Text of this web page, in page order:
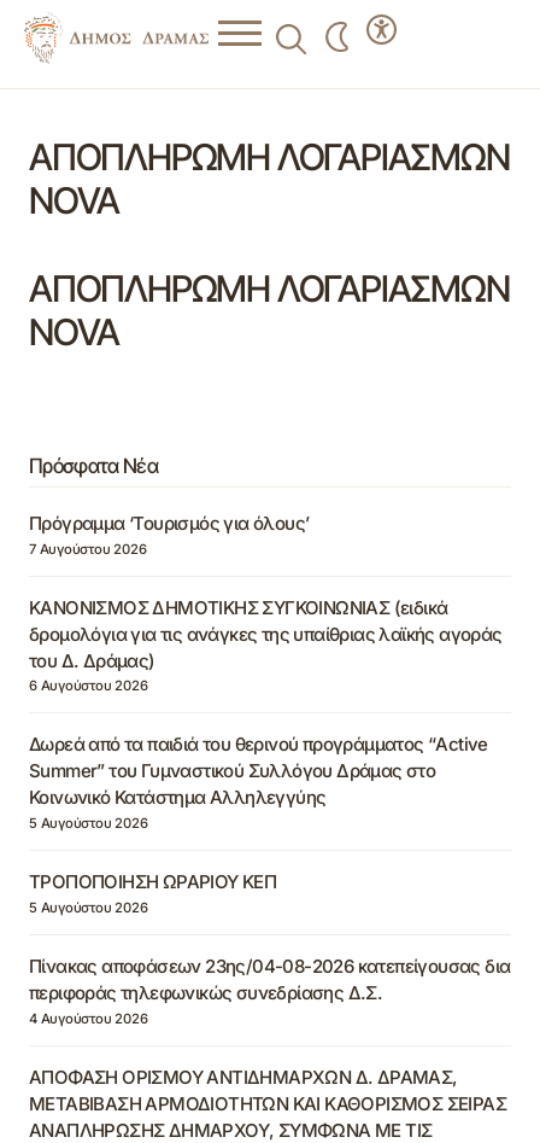
ΑΠΟΠΛΗΡΩΜΗ ΛΟΓΑΡΙΑΣΜΩΝ
NOVA
ΑΠΟΠΛΗΡΩΜΗ ΛΟΓΑΡΙΑΣΜΩΝ
NOVA
Πρόσφατα Νέα
Πρόγραμμα ‘Τουρισμός για όλους’
7 Αυγούστου 2026
ΚΑΝΟΝΙΣΜΟΣ ΔΗΜΟΤΙΚΗΣ ΣΥΓΚΟΙΝΩΝΙΑΣ (ειδικά
δρομολόγια για τις ανάγκες της υπαίθριας λαϊκής αγοράς
του Δ. Δράμας)
6 Αυγούστου 2026
Δωρεά από τα παιδιά του θερινού προγράμματος “Active
Summer” του Γυμναστικού Συλλόγου Δράμας στο
Κοινωνικό Κατάστημα Αλληλεγγύης
5 Αυγούστου 2026
ΤΡΟΠΟΠΟΙΗΣΗ ΩΡΑΡΙΟΥ ΚΕΠ
5 Αυγούστου 2026
Πίνακας αποφάσεων 23ης/04-08-2026 κατεπείγουσας δια
περιφοράς τηλεφωνικώς συνεδρίασης Δ.Σ.
4 Αυγούστου 2026
ΑΠΟΦΑΣΗ ΟΡΙΣΜΟΥ ΑΝΤΙΔΗΜΑΡΧΩΝ Δ. ΔΡΑΜΑΣ,
ΜΕΤΑΒΙΒΑΣΗ ΑΡΜΟΔΙΟΤΗΤΩΝ ΚΑΙ ΚΑΘΟΡΙΣΜΟΣ ΣΕΙΡΑΣ
ΑΝΑΠΛΗΡΩΣΗΣ ΔΗΜΑΡΧΟΥ, ΣΥΜΦΩΝΑ ΜΕ ΤΙΣ